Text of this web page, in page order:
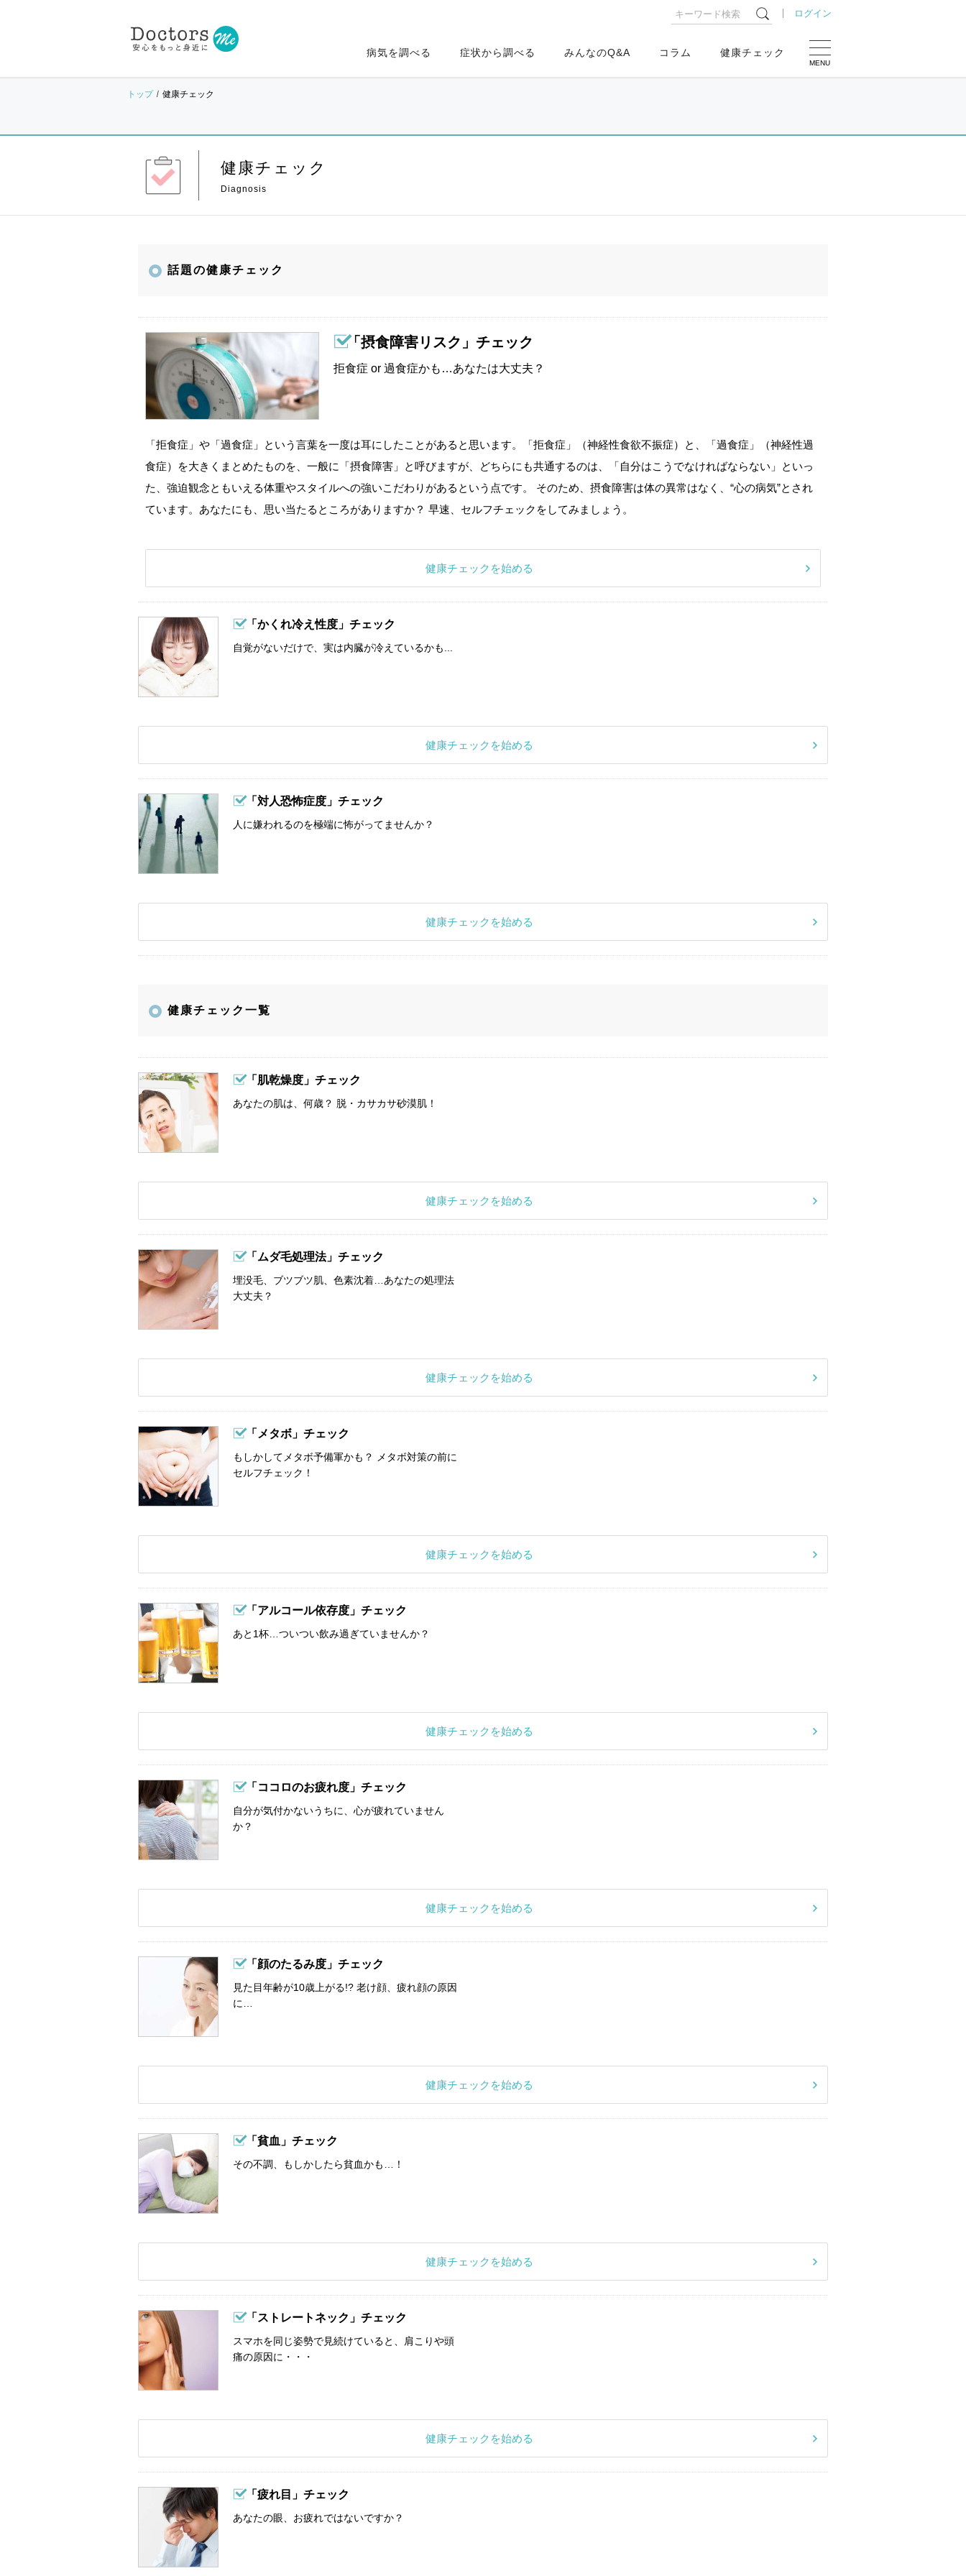
ログイン
MENU
病気を調べる 症状から調べる みんなのQ&A コラム 健康チェック
トップ 健康チェック
健康チェック
話題の健康チェック
「摂食障害リスク」チェック
拒食症 or 過食症かも…あなたは大丈夫？
「拒食症」や「過食症」という言葉を一度は耳にしたことがあると思います。「拒食症」（神経性食欲不振症）と、「過食症」（神経性過
食症）を大きくまとめたものを、一般に「摂食障害」と呼びますが、どちらにも共通するのは、「自分はこうでなければならない」といっ
た、強迫観念ともいえる体重やスタイルへの強いこだわりがあるという点です。 そのため、摂食障害は体の異常はなく、“心の病気”とされ
ています。あなたにも、思い当たるところがありますか？ 早速、セルフチェックをしてみましょう。
健康チェックを始める
「かくれ冷え性度」チェック
自覚がないだけで、実は内臓が冷えているかも...
健康チェックを始める
「対人恐怖症度」チェック
人に嫌われるのを極端に怖がってませんか？
健康チェックを始める
健康チェック一覧
「肌乾燥度」チェック
あなたの肌は、何歳？ 脱・カサカサ砂漠肌！
健康チェックを始める
「ムダ毛処理法」チェック
埋没毛、ブツブツ肌、色素沈着…あなたの処理法
大丈夫？
健康チェックを始める
「メタボ」チェック
もしかしてメタボ予備軍かも？ メタボ対策の前に
セルフチェック！
健康チェックを始める
「アルコール依存度」チェック
あと1杯…ついつい飲み過ぎていませんか？
健康チェックを始める
「ココロのお疲れ度」チェック
自分が気付かないうちに、心が疲れていません
か？
健康チェックを始める
「顔のたるみ度」チェック
見た目年齢が10歳上がる!? 老け顔、疲れ顔の原因
に…
健康チェックを始める
「貧血」チェック
その不調、もしかしたら貧血かも…！
健康チェックを始める
「ストレートネック」チェック
スマホを同じ姿勢で見続けていると、肩こりや頭
痛の原因に・・・
健康チェックを始める
「疲れ目」チェック
あなたの眼、お疲れではないですか？